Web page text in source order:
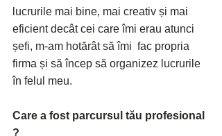
lucrurile mai bine, mai creativ și mai
eficient decât cei care îmi erau atunci
șefi, m-am hotărât să îmi  fac propria
firma și să încep să organizez lucrurile
în felul meu.
Care a fost parcursul tău profesional
?